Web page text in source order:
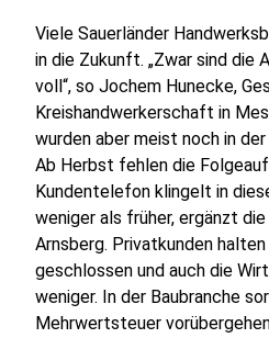
Viele Sauerländer
in die Zukunft. „Zwar sind die
voll“, so Jochem Hunecke,
Kreishandwerkerschaft in
wurden aber meist noch in
Ab Herbst fehlen die
Kundentelefon klingelt in
weniger als früher, ergänzt
Arnsberg. Privatkunden
geschlossen und auch die
weniger. In der Baubranche
Mehrwertsteuer